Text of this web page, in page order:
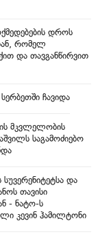
დროს
რომელ
და თავგანწირვით
ჩავიდა
მკვლელობის
საგამოძიებო
და
თავისი
- ნატო-ს
კევინ ჰამილტონი